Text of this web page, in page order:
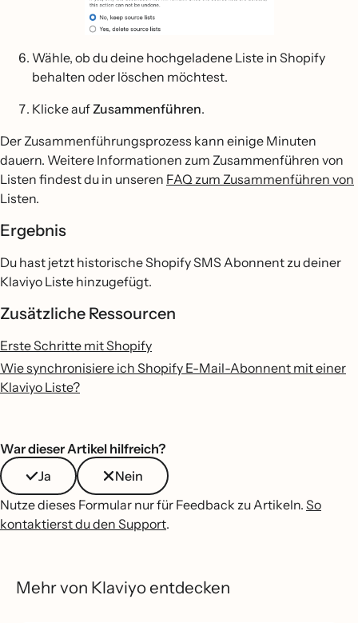
Wähle, ob du deine hochgeladene Liste in Shopify
behalten oder löschen möchtest.
Klicke aufZusammenführen.
Der Zusammenführungsprozess kann einige Minuten
dauern. Weitere Informationen zum Zusammenführen von
Listen findest du in unseren FAQ zum Zusammenführen von
Listen.
Ergebnis
Du hast jetzt historische Shopify SMS Abonnent zu deiner
Klaviyo Liste hinzugefügt.
Zusätzliche Ressourcen
Erste Schritte mit Shopify
Wie synchronisiere ich Shopify E-Mail-Abonnent mit einer
Klaviyo Liste?
War dieser Artikel hilfreich?
Ja
Nein
Nutze dieses Formular nur für Feedback zu Artikeln. So
kontaktierst du den Support.
Mehr von Klaviyo entdecken